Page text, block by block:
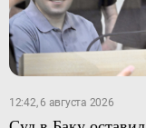
12:42, 6 августа 2026